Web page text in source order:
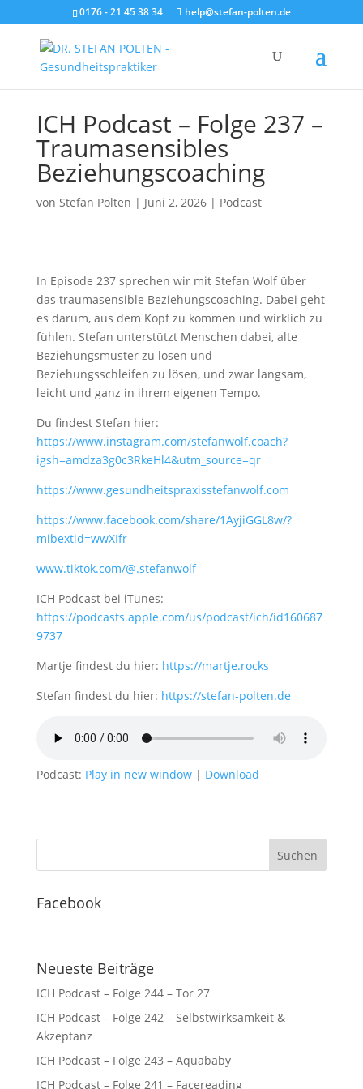
0176 - 21 45 38 34 help@stefan-polten.de
ICH Podcast – Folge 237 –
Traumasensibles
Beziehungscoaching
von Stefan Polten | Juni 2, 2026| Podcast
In Episode 237 sprechen wir mit Stefan Wolf über
das traumasensible Beziehungscoaching. Dabei geht
es darum, aus dem Kopf zu kommen und wirklich zu
fühlen. Stefan unterstützt Menschen dabei, alte
Beziehungsmuster zu lösen und
Beziehungsschleifen zu lösen, und zwar langsam,
leicht und ganz in ihrem eigenen Tempo.
Du findest Stefan hier:
https://www.instagram.com/stefanwolf.coach?
igsh=amdza3g0c3RkeHl4&utm_source=qr
https://www.gesundheitspraxisstefanwolf.com
https://www.facebook.com/share/1AyjiGGL8w/?
mibextid=wwXIfr
www.tiktok.com/@.stefanwolf
ICH Podcast bei iTunes:
https://podcasts.apple.com/us/podcast/ich/id160687
9737
Martje findest du hier: https://martje.rocks
Stefan findest du hier: https://stefan-polten.de
Podcast: Play in new window| Download
Facebook
Neueste Beiträge
ICH Podcast – Folge 244 – Tor 27
ICH Podcast – Folge 242 – Selbstwirksamkeit &
Akzeptanz
ICH Podcast – Folge 243 – Aquababy
ICH Podcast – Folge 241 – Facereading